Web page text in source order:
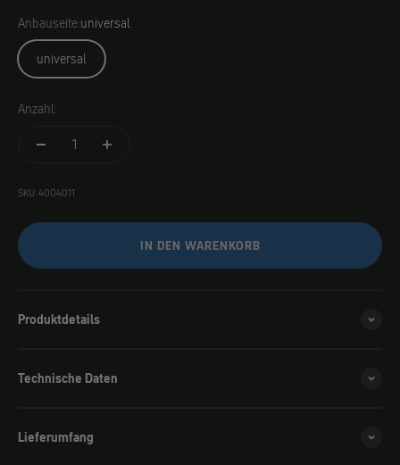
Anbauseite:universal
universal
Anzahl:
SKU: 4004011
IN DEN WARENKORB
Produktdetails
Technische Daten
Lieferumfang